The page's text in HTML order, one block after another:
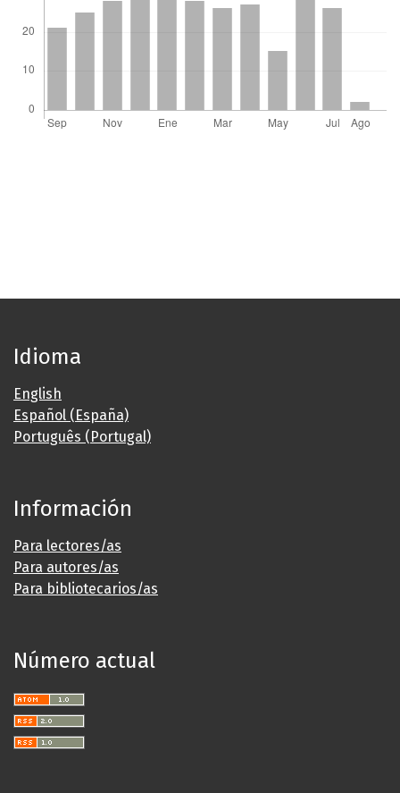
Idioma
English
Español (España)
Português (Portugal)
Información
Para lectores/as
Para autores/as
Para bibliotecarios/as
Número actual